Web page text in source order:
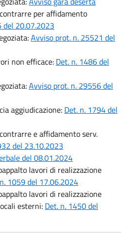
per affidamento
del 20.07.2023
Avviso prot. n. 25521 del
non efficace: Det. n. 1486 del
Avviso prot. n. 29556 del
aggiudicazione: Det. n. 1794 del
e affidamento serv.
del 23.10.2023
del 08.01.2024
lavori di realizzazione
1059 del 17.06.2024
lavori di realizzazione
esterni: Det. n. 1450 del